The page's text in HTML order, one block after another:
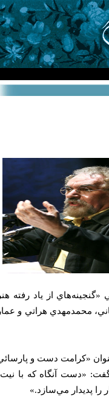
از ياد رفته
محمدمهدي هراتي و
«كرامت دست و
«‌دست آنگاه كه با
را پديدار مي‌سازد.»